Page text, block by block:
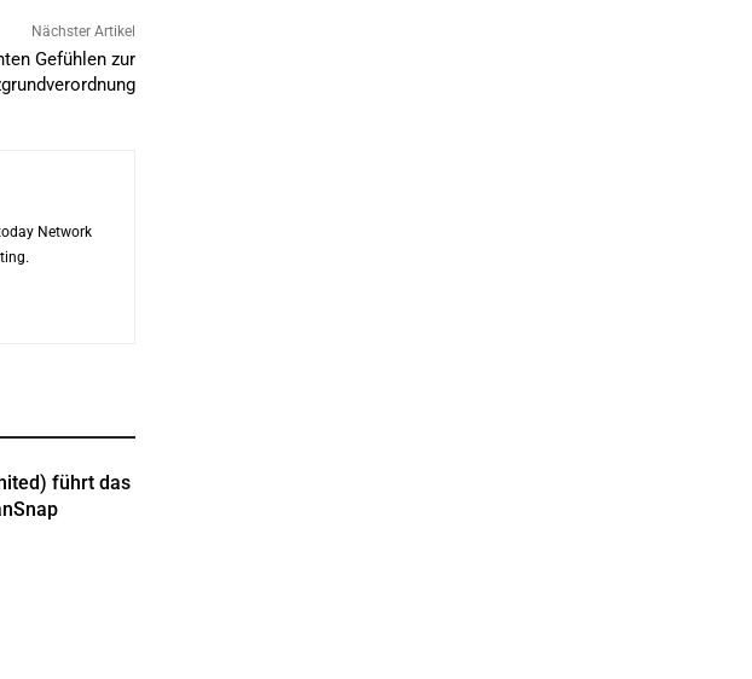
Nächster Artikel
Gefühlen zur
Network
führt das